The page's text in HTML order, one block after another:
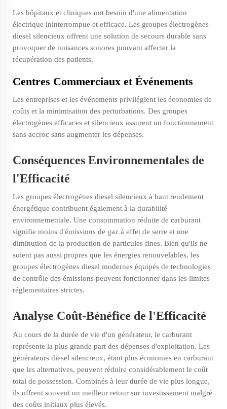
Les hôpitaux et cliniques ont besoin d'une alimentation
électrique ininterrompue et efficace. Les groupes électrogènes
diesel silencieux offrent une solution de secours durable sans
provoquer de nuisances sonores pouvant affecter la
récupération des patients.
Centres Commerciaux et Événements
Les entreprises et les événements privilégient les économies de
coûts et la minimisation des perturbations. Des groupes
électrogènes efficaces et silencieux assurent un fonctionnement
sans accroc sans augmenter les dépenses.
Conséquences Environnementales de
l'Efficacité
Les groupes électrogènes diesel silencieux à haut rendement
énergétique contribuent également à la durabilité
environnementale. Une consommation réduite de carburant
signifie moins d'émissions de gaz à effet de serre et une
diminution de la production de particules fines. Bien qu'ils ne
soient pas aussi propres que les énergies renouvelables, les
groupes électrogènes diesel modernes équipés de technologies
de contrôle des émissions peuvent fonctionner dans les limites
réglementaires strictes.
Analyse Coût-Bénéfice de l'Efficacité
Au cours de la durée de vie d'un générateur, le carburant
représente la plus grande part des dépenses d'exploitation. Les
générateurs diesel silencieux, étant plus économes en carburant
que les alternatives, peuvent réduire considérablement le coût
total de possession. Combinés à leur durée de vie plus longue,
ils offrent souvent un meilleur retour sur investissement malgré
des coûts initiaux plus élevés.